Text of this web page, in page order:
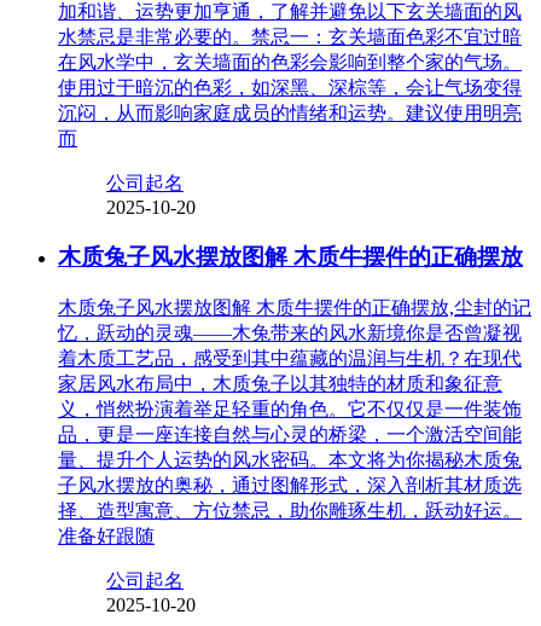
加和谐、运势更加亨通，了解并避免以下玄关墙面的风
水禁忌是非常必要的。禁忌一：玄关墙面色彩不宜过暗
在风水学中，玄关墙面的色彩会影响到整个家的气场。
使用过于暗沉的色彩，如深黑、深棕等，会让气场变得
沉闷，从而影响家庭成员的情绪和运势。建议使用明亮
而
公司起名
2025-10-20
木质兔子风水摆放图解 木质牛摆件的正确摆放
木质兔子风水摆放图解 木质牛摆件的正确摆放,尘封的记
忆，跃动的灵魂——木兔带来的风水新境你是否曾凝视
着木质工艺品，感受到其中蕴藏的温润与生机？在现代
家居风水布局中，木质兔子以其独特的材质和象征意
义，悄然扮演着举足轻重的角色。它不仅仅是一件装饰
品，更是一座连接自然与心灵的桥梁，一个激活空间能
量、提升个人运势的风水密码。本文将为你揭秘木质兔
子风水摆放的奥秘，通过图解形式，深入剖析其材质选
择、造型寓意、方位禁忌，助你雕琢生机，跃动好运。
准备好跟随
公司起名
2025-10-20